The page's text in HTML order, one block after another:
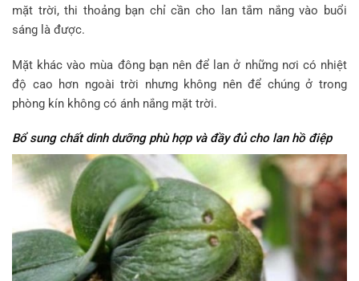
mặt trời, thi thoảng bạn chỉ cần cho lan tắm nắng vào buổi
sáng là được.
Mặt khác vào mùa đông bạn nên để lan ở những nơi có nhiệt
độ cao hơn ngoài trời nhưng không nên để chúng ở trong
phòng kín không có ánh nắng mặt trời.
Bổ sung chất dinh dưỡng phù hợp và đầy đủ cho lan hồ điệp